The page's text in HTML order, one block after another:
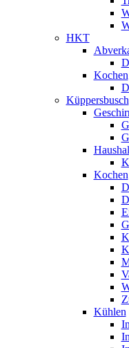
HKT
Kochen
Küppersbusch
Kochen
Kühlen